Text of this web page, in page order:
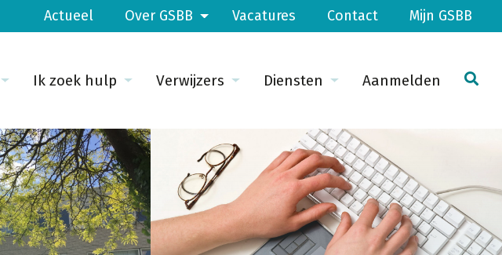
Actueel Over GSBB Vacatures Contact Mijn GSBB
Ik zoek hulp Verwijzers Diensten Aanmelden